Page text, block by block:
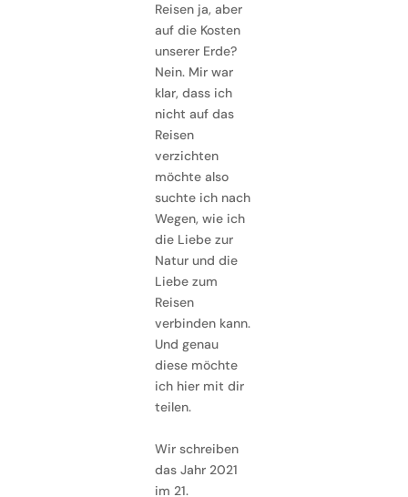
Reisen ja, aber
auf die Kosten
unserer Erde?
Nein. Mir war
klar, dass ich
nicht auf das
Reisen
verzichten
möchte also
suchte ich nach
Wegen, wie ich
die Liebe zur
Natur und die
Liebe zum
Reisen
verbinden kann.
Und genau
diese möchte
ich hier mit dir
teilen.
Wir schreiben
das Jahr 2021
im 21.